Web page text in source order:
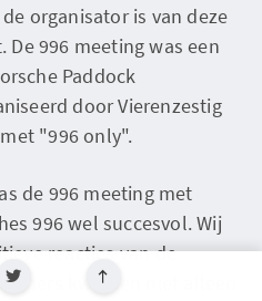
organisator is van deze
996 meeting was een
Paddock
door Vierenzestig
"996 only".
de 996 meeting met
996 wel succesvol. Wij
reacties van de
kwamen niet alleen